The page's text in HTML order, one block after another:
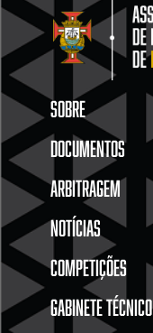
SOBRE
DOCUMENTOS
ARBITRAGEM
NOTÍCIAS
COMPETIÇÕES
GABINETE TÉCNICO